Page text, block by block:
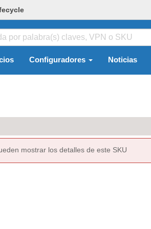
Configuradores Noticias
mostrar los detalles de este SKU